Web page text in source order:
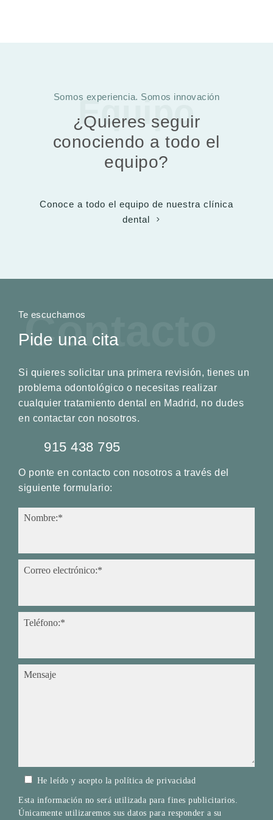
Somos experiencia. Somos innovación
Equipo
¿Quieres seguir
conociendo a todo el
equipo?
Conoce a todo el equipo de nuestra clínica
dental
Te escuchamos
Contacto
Pide una cita
Si quieres solicitar una primera revisión, tienes un
problema odontológico o necesitas realizar
cualquier tratamiento dental en Madrid, no dudes
en contactar con nosotros.
915 438 795
O ponte en contacto con nosotros a través del
siguiente formulario:
Nombre:*
Correo electrónico:*
Teléfono:*
Mensaje
He leído y acepto lapolítica de privacidad
Esta información no será utilizada para fines publicitarios.
Únicamente utilizaremos sus datos para responder a su